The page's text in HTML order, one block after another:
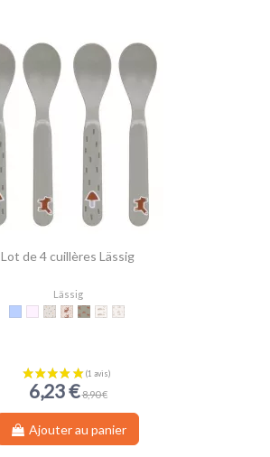
Lot de 4 cuillères Lässig
Lässig
6,23 € 8,90 €
Baleine d'eau
Cygne d'eau
Garden Explorer
Little Forest Lapin
Little Forest Renard
Tiny Farmer Mouton
Tiny Farmer Oie
Ajouter au panier